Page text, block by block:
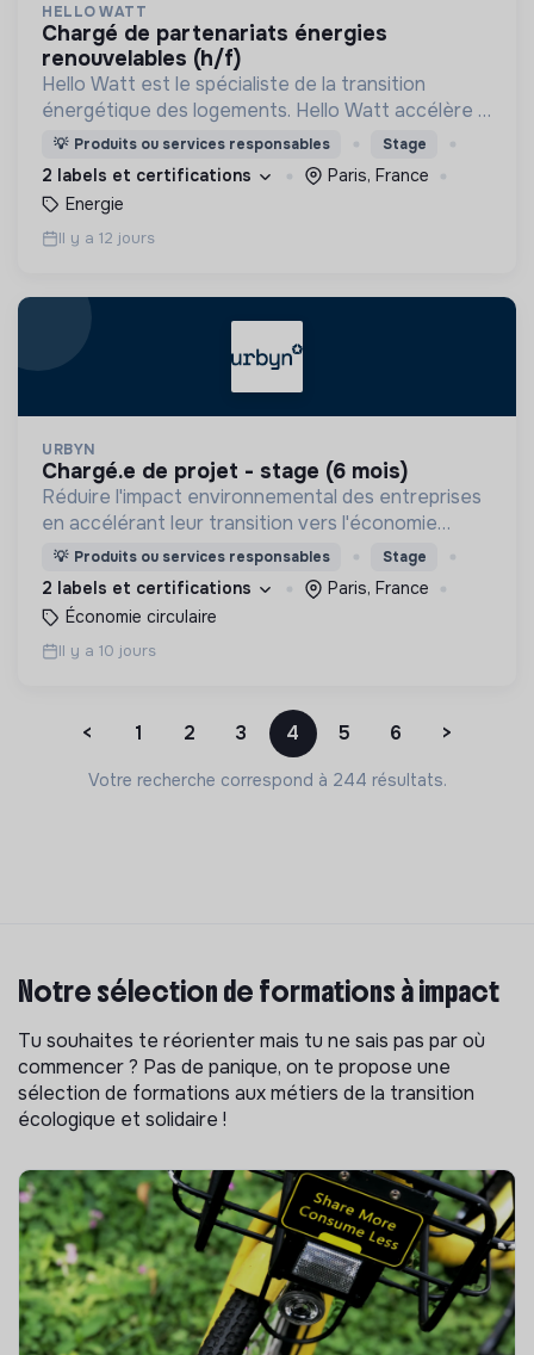
HELLO WATT
chargé de partenariats énergies
renouvelables (h/f)
Hello Watt est le spécialiste de la transition
énergétique des logements. Hello Watt accélère la
transition énergétique en la rendant plus simple,
plus intelligente et plus accessible.
💡 Produits ou services responsables Stage
2 labels et certifications
Paris, France
Energie
Il y a 12 jours
URBYN
chargé.e de projet - stage (6 mois)
Réduire l'impact environnemental des entreprises
en accélérant leur transition vers l'économie
circulaire.
💡 Produits ou services responsables Stage
2 labels et certifications
Paris, France
Économie circulaire
Il y a 10 jours
< 1 2 3 4 5 6 >
Votre recherche correspond à 244 résultats.
Notre sélection de formations à impact
Tu souhaites te réorienter mais tu ne sais pas par où
commencer ? Pas de panique, on te propose une
sélection de formations aux métiers de la transition
écologique et solidaire !